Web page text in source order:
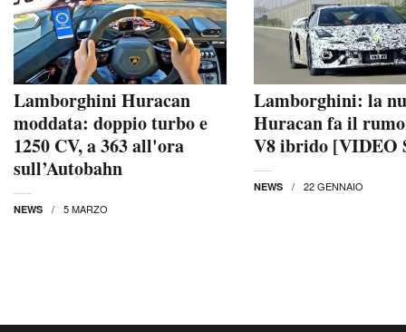
Lamborghini Huracan
moddata: doppio turbo e
1250 CV, a 363 all'ora
sull’Autobahn
NEWS 5 MARZO
Lamborghini: la
Huracan fa il
V8 ibrido [VIDEO
NEWS 22 GENNAIO